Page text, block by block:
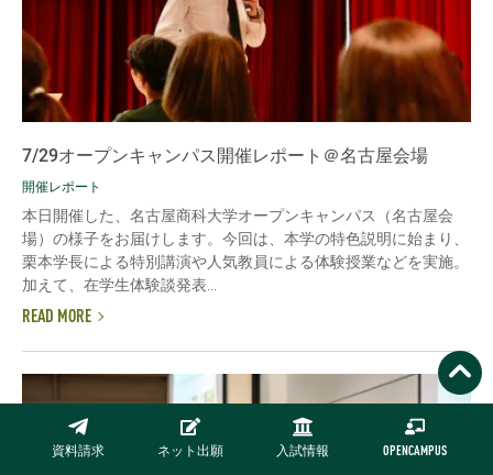
資料請求 ネット出願 入試情報 OPENCAMPUS
7/29オープンキャンパス開催レポート＠名古屋会場
開催レポート
本日開催した、名古屋商科大学オープンキャンパス（名古屋会
場）の様子をお届けします。今回は、本学の特色説明に始まり、
栗本学長による特別講演や人気教員による体験授業などを実施。
加えて、在学生体験談発表...
READ MORE